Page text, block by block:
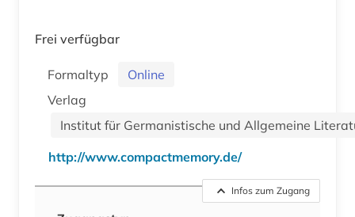
Frei verfügbar
Formaltyp
Online
Verlag
Institut für Germanistische und Allgemeine
http://www.compactmemory.de/
Infos zum Zugang